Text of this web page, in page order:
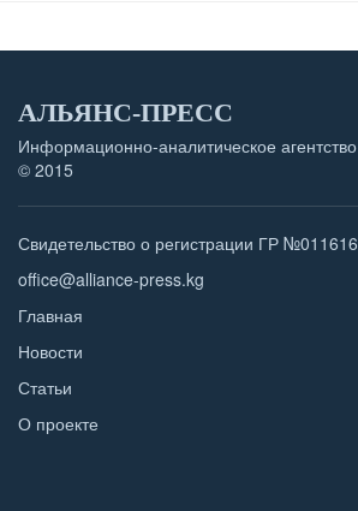
АЛЬЯНС-ПРЕСС
Информационно-аналитическое агентство
© 2015
Свидетельство о регистрации ГР №011616
office@alliance-press.kg
Главная
Новости
Статьи
О проекте